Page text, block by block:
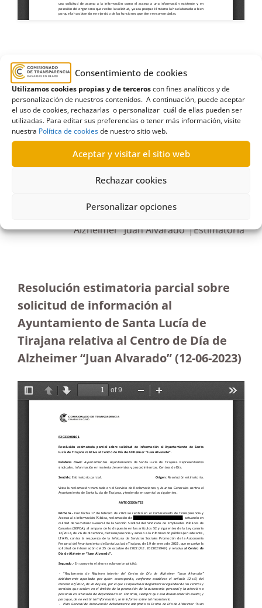
Consentimiento de cookies
Utilizamos cookies propias y de terceroscon fines analíticos y de
personalización de nuestros contenidos. A continuación, puede aceptar
el uso de cookies, rechazarlas o personalizar cuál de ellas pueden ser
utilizadas. Para editar sus preferencias o tener más información, visite
nuestra Política de cookiesde nuestro sitio web.
Aceptar y visitar el sitio web
Rechazar cookies
Personalizar opciones
bienestar social
igualdad,Inadmisión
10/08/2023
Solicitud de información al Ayuntamiento de Santa
Lucía de Tirajana relativa al Centro de Día de
Alzheimer “Juan Alvarado”|Estimatoria
Resolución estimatoria parcial sobre
solicitud de información al
Ayuntamiento de Santa Lucía de
Tirajana relativa al Centro de Día de
Alzheimer “Juan Alvarado” (12-06-2023)